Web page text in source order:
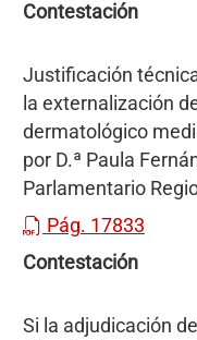
Contestación
Justificación
la externalización
dermatológico
por D.ª Paula
Parlamentario
Pág. 17833
Contestación
Si la adjudicación